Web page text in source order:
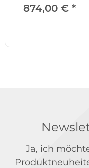
874,00 € *
Ja, ich